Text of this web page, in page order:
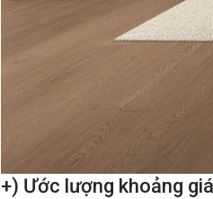
+) Ước lượng khoảng